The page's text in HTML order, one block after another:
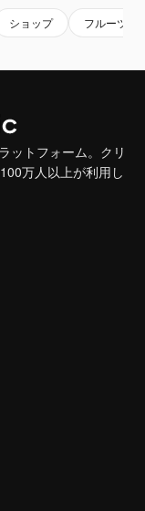
ショップ フルーツ
ットフォーム。クリ
万人以上が利用し